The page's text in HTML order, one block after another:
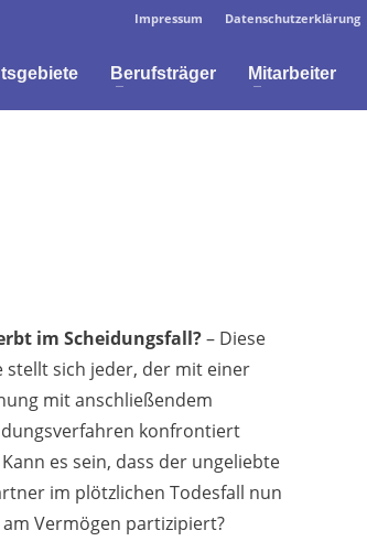
Impressum Datenschutzerklärung
Berufsträger Mitarbeiter
im Scheidungsfall?– Diese
stellt sich jeder, der mit einer
mit anschließendem
konfrontiert
es sein, dass der ungeliebte
im plötzlichen Todesfall nun
Vermögen partizipiert?